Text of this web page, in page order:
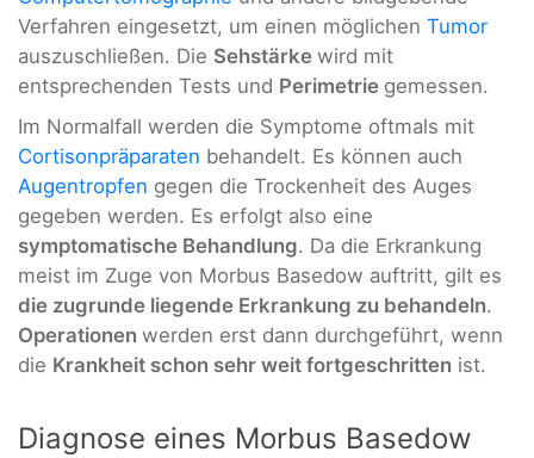
Verfahren eingesetzt, um einen möglichen Tumor
auszuschließen. Die Sehstärke wird mit
entsprechenden Tests und Perimetrie gemessen.
Im Normalfall werden die Symptome oftmals mit
Cortisonpräparaten behandelt. Es können auch
Augentropfen gegen die Trockenheit des Auges
gegeben werden. Es erfolgt also eine
symptomatische Behandlung. Da die Erkrankung
meist im Zuge von Morbus Basedow auftritt, gilt es
die zugrunde liegende Erkrankung zu behandeln.
Operationen werden erst dann durchgeführt, wenn
die Krankheit schon sehr weit fortgeschritten ist.
Diagnose eines Morbus Basedow